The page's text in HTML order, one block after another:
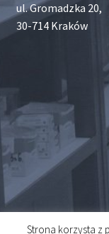
ul. Gromadzka 20,
30-714 Kraków
Strona korzysta z